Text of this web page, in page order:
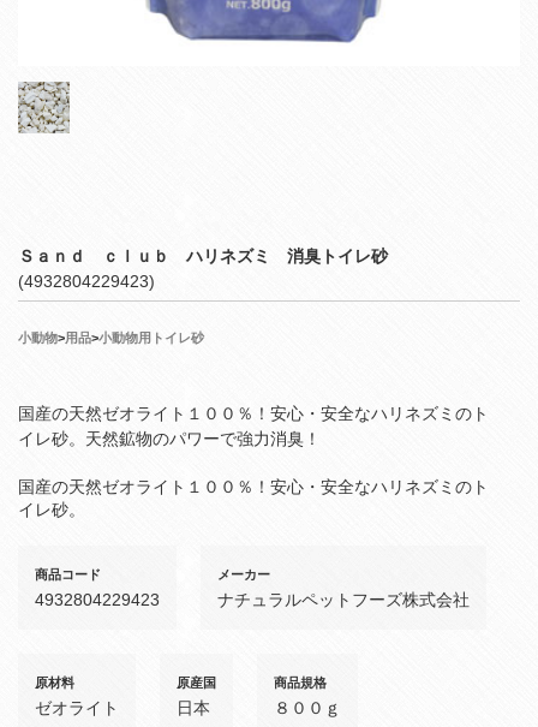
Ｓａｎｄ ｃｌｕｂ ハリネズミ 消臭トイレ砂
(4932804229423)
小動物>用品>小動物用トイレ砂
国産の天然ゼオライト１００％！安心・安全なハリネズミのト
イレ砂。天然鉱物のパワーで強力消臭！
国産の天然ゼオライト１００％！安心・安全なハリネズミのト
イレ砂。
商品コード
4932804229423
メーカー
ナチュラルペットフーズ株式会社
原材料
ゼオライト
原産国
日本
商品規格
８００ｇ